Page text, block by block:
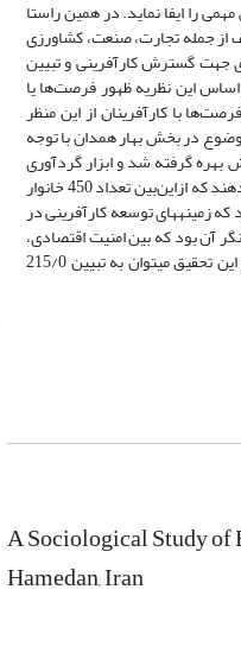
را ایفا نماید. در همین راستا
از جمله تجارت، صنعت، کشاورزی
جهت گسترش کارآفرینی و تبیین
این نظریه ظهور فرصت‌ها یا
با کارآفرینان از این منظر
در بخش بهار همدان با توجه
گرفته شد و ابزار گردآوری
داده­ها نیز پرسش‌نامه محقق ساخته است. جامعه آماری این پژوهش را ساکنین­ روستاهای بخش بهار همدان تشکیل می­دهند که ازاین‌بین تعداد 450 خانوار
زمینه­های توسعه کارآفرینی در
آن بود که بین امنیت اقتصادی،
امنیت اجتماعی، اعتماد اجتماعی و امید به آینده با کارآفرینی رابطه مستقیم و مثبت وجود دارد. همچنین از دیگر نتایج این تحقیق می­توان به تبیین 215/0
A Sociological Study of
Hamedan, Iran